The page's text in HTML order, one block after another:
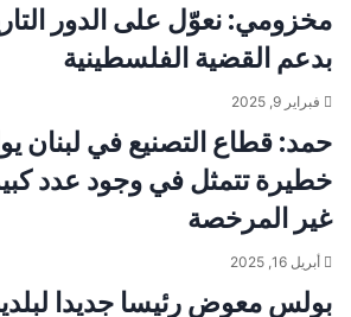
ر
مخزومي: نعوّل على الدور
بدعم القضية الفلسطينية
فبراير 9, 2025
حمد: قطاع التصنيع في لبنان
خطيرة تتمثل في وجود عدد
غير المرخصة
أبريل 16, 2025
بولس معوض رئيسا جديدا